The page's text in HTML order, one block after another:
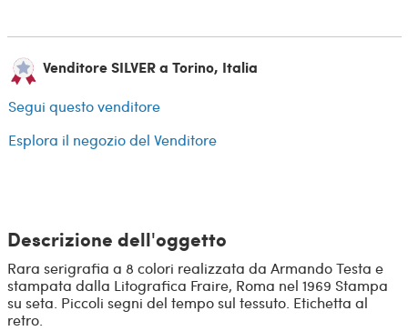
Venditore SILVER a Torino, Italia
Segui questo venditore
Esplora il negozio del Venditore
Descrizione dell'oggetto
Rara serigrafia a 8 colori realizzata da Armando Testa e
stampata dalla Litografica Fraire, Roma nel 1969 Stampa
su seta. Piccoli segni del tempo sul tessuto. Etichetta al
retro.